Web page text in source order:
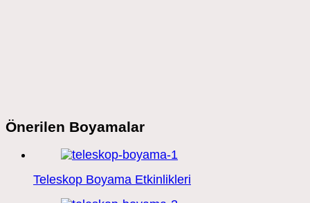
Önerilen Boyamalar
Teleskop Boyama Etkinlikleri